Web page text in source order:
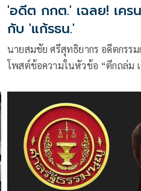
'อดีต กกต.' เฉลย! เคร
กับ 'แก้รธน.'
นายสมชัย ศรีสุทธิยากร อดีตกรรม
โพสต์ข้อความในหัวข้อ “ตึกถล่ม